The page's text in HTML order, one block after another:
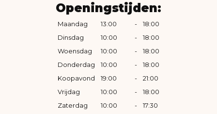
Openingstijden:
Maandag 13:00 -
18:00
Dinsdag
10:00 -
18:00
Woensdag
10:00 -
18:00
Donderdag
10:00 -
18:00
Koopavond
19:00 -
21:00
Vrijdag
10:00 -
18:00
Zaterdag
10:00 -
17:30